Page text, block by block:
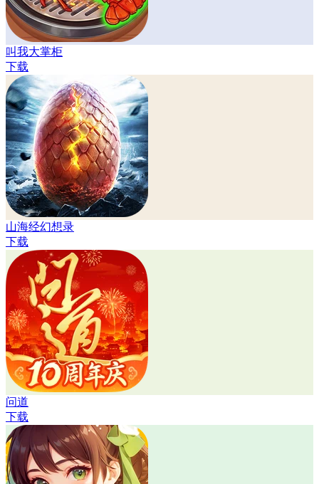
叫我大掌柜
下载
山海经幻想录
下载
问道
下载